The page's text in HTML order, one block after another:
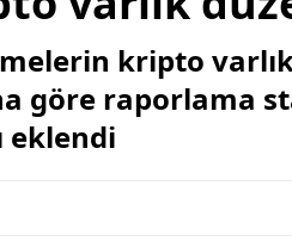
kripto
göre raporlama
eklendi